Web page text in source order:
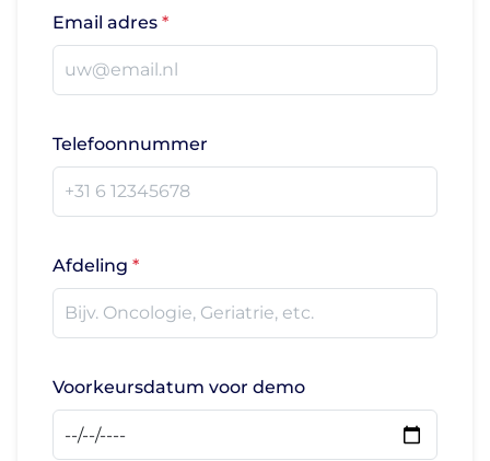
Email adres
Telefoonnummer
Afdeling
Voorkeursdatum voor demo